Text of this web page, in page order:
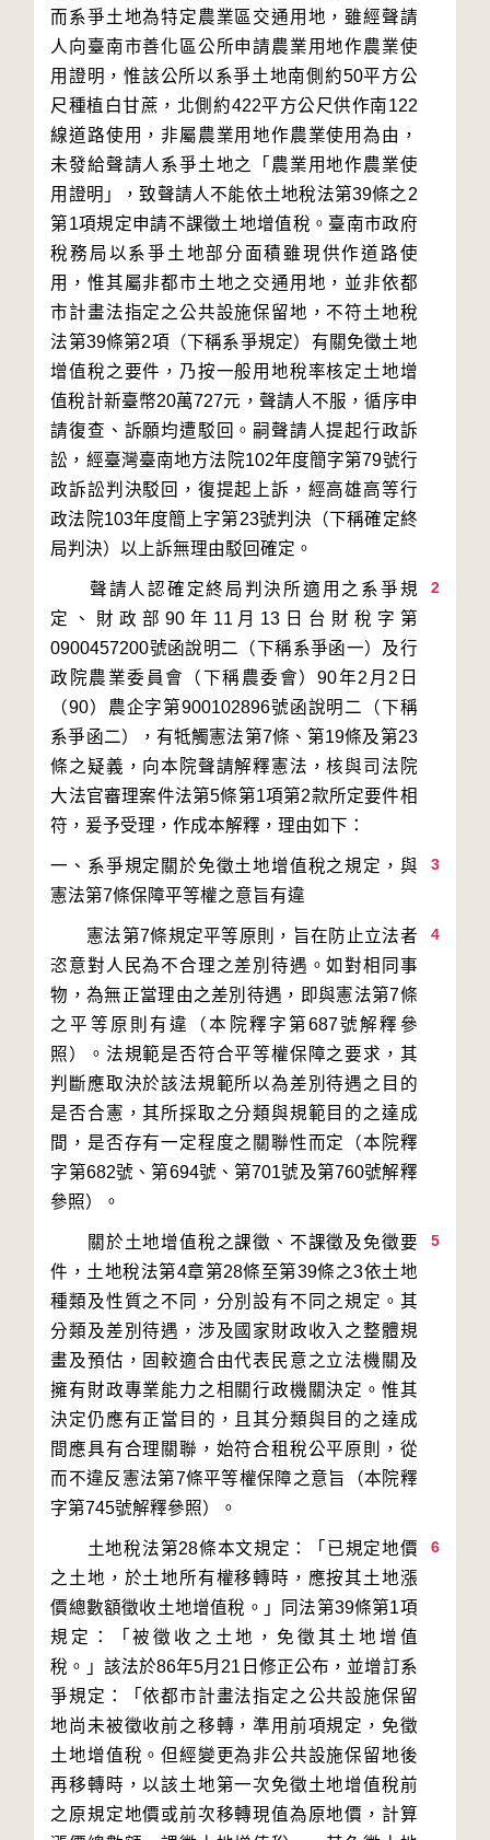
而系爭土地為特定農業區交通用地，雖經聲請
人向臺南市善化區公所申請農業用地作農業使
用證明，惟該公所以系爭土地南側約50平方公
尺種植白甘蔗，北側約422平方公尺供作南122
線道路使用，非屬農業用地作農業使用為由，
未發給聲請人系爭土地之「農業用地作農業使
用證明」，致聲請人不能依土地稅法第39條之2
第1項規定申請不課徵土地增值稅。臺南市政府
稅務局以系爭土地部分面積雖現供作道路使
用，惟其屬非都市土地之交通用地，並非依都
市計畫法指定之公共設施保留地，不符土地稅
法第39條第2項（下稱系爭規定）有關免徵土地
增值稅之要件，乃按一般用地稅率核定土地增
值稅計新臺幣20萬727元，聲請人不服，循序申
請復查、訴願均遭駁回。嗣聲請人提起行政訴
訟，經臺灣臺南地方法院102年度簡字第79號行
政訴訟判決駁回，復提起上訴，經高雄高等行
政法院103年度簡上字第23號判決（下稱確定終
2
聲請人認確定終局判決所適用之系爭規
定、財政部90年11月13日台財稅字第
0900457200號函說明二（下稱系爭函一）及行
政院農業委員會（下稱農委會）90年2月2日
（90）農企字第900102896號函說明二（下稱
系爭函二），有牴觸憲法第7條、第19條及第23
條之疑義，向本院聲請解釋憲法，核與司法院
大法官審理案件法第5條第1項第2款所定要件相
3
一、系爭規定關於免徵土地增值稅之規定，與
4
憲法第7條規定平等原則，旨在防止立法者
恣意對人民為不合理之差別待遇。如對相同事
物，為無正當理由之差別待遇，即與憲法第7條
之平等原則有違（本院釋字第687號解釋參
照）。法規範是否符合平等權保障之要求，其
判斷應取決於該法規範所以為差別待遇之目的
是否合憲，其所採取之分類與規範目的之達成
間，是否存有一定程度之關聯性而定（本院釋
字第682號、第694號、第701號及第760號解釋
5
關於土地增值稅之課徵、不課徵及免徵要
件，土地稅法第4章第28條至第39條之3依土地
種類及性質之不同，分別設有不同之規定。其
分類及差別待遇，涉及國家財政收入之整體規
畫及預估，固較適合由代表民意之立法機關及
擁有財政專業能力之相關行政機關決定。惟其
決定仍應有正當目的，且其分類與目的之達成
間應具有合理關聯，始符合租稅公平原則，從
而不違反憲法第7條平等權保障之意旨（本院釋
6
土地稅法第28條本文規定：「已規定地價
之土地，於土地所有權移轉時，應按其土地漲
價總數額徵收土地增值稅。」同法第39條第1項
規定：「被徵收之土地，免徵其土地增值
稅。」該法於86年5月21日修正公布，並增訂系
爭規定：「依都市計畫法指定之公共設施保留
地尚未被徵收前之移轉，準用前項規定，免徵
土地增值稅。但經變更為非公共設施保留地後
再移轉時，以該土地第一次免徵土地增值稅前
之原規定地價或前次移轉現值為原地價，計算